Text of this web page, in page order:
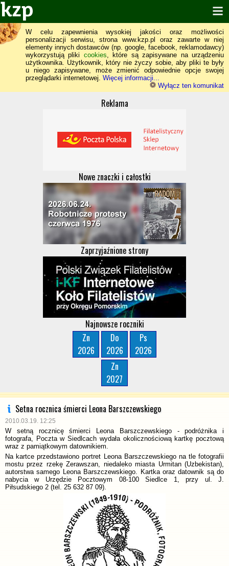
W celu zapewnienia wysokiej jakości oraz możliwości
personalizacji serwisu, strona www.kzp.pl oraz zawarte w niej
elementy innych dostawców (np. google, facebook, reklamodawcy)
wykorzystują pliki cookies, które są zapisywane na urządzeniu
użytkownika. Użytkownik, który nie życzy sobie, aby pliki te były
u niego zapisywane, może zmienić odpowiednie opcje swojej
przeglądarki internetowej. Więcej informacji...
Wyłącz ten komunikat
Reklama
Nowe znaczki i całostki
Zaprzyjaźnione strony
Najnowsze roczniki
Zn
2026
Do
2026
Ps
2026
Zn
2027
Setna rocznica śmierci Leona Barszczewskiego
2010.03.19. 12:25
W setną rocznicę śmierci Leona Barszczewskiego - podróżnika i
fotografa, Poczta w Siedlcach wydała okolicznościową kartkę pocztową
wraz z pamiątkowym datownikiem.
Na kartce przedstawiono portret Leona Barszczewskiego na tle fotografii
mostu przez rzekę Zerawszan, niedaleko miasta Urmitan (Uzbekistan),
autorstwa samego Leona Barszczewskiego. Kartka oraz datownik są do
nabycia w Urzędzie Pocztowym 08-100 Siedlce 1, przy ul. J.
Piłsudskiego 2 (tel. 25 632 87 09).